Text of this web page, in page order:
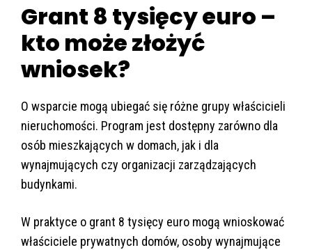
Grant 8 tysięcy euro –
kto może złożyć
wniosek?
O wsparcie mogą ubiegać się różne grupy właścicieli
nieruchomości. Program jest dostępny zarówno dla
osób mieszkających w domach, jak i dla
wynajmujących czy organizacji zarządzających
budynkami.
W praktyce o grant 8 tysięcy euro mogą wnioskować
właściciele prywatnych domów, osoby wynajmujące